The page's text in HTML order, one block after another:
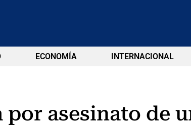
ECONOMÍA INTERNACIONAL
por asesinato de